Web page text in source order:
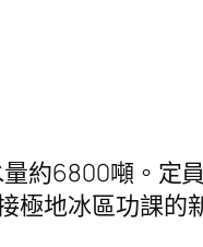
約6800噸。定
極地冰區功課的